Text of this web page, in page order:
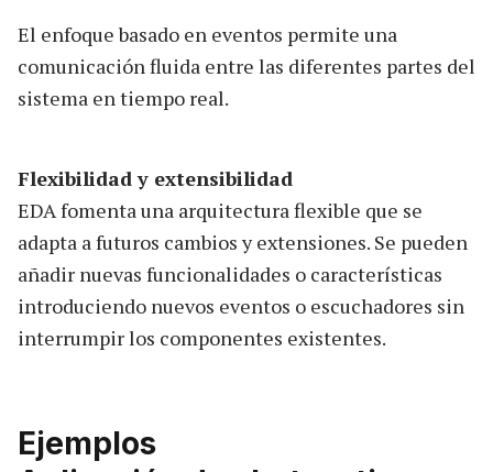
El enfoque basado en eventos permite una
comunicación fluida entre las diferentes partes del
sistema en tiempo real.
Flexibilidad y extensibilidad
EDA fomenta una arquitectura flexible que se
adapta a futuros cambios y extensiones. Se pueden
añadir nuevas funcionalidades o características
introduciendo nuevos eventos o escuchadores sin
interrumpir los componentes existentes.
Ejemplos